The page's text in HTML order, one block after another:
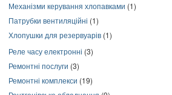
Механізми керування хлопавками (1)
Патрубки вентиляційні (1)
Хлопушки для резервуарів (1)
Реле часу електронні (3)
Ремонтні послуги (3)
Ремонтні комплекси (19)